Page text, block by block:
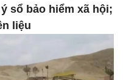
sổ bảo hiểm xã hội;
liệu